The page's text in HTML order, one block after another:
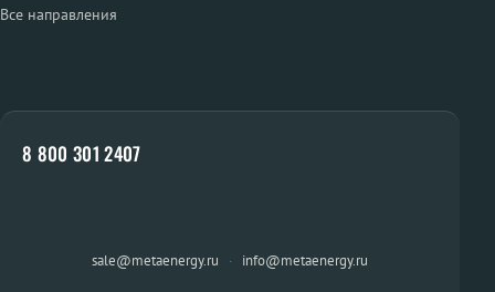
Все направления
8 800 301 2407
sale@metaenergy.ru · info@metaenergy.ru